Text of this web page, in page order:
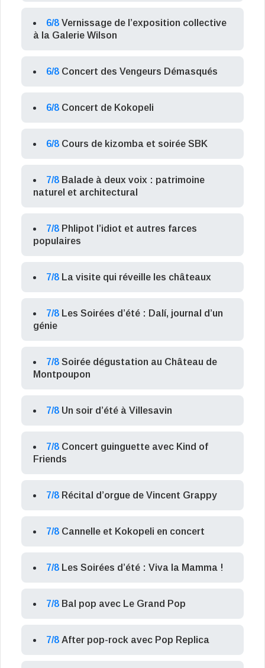
6/8 Vernissage de l’exposition collective
à la Galerie Wilson
6/8 Concert des Vengeurs Démasqués
6/8 Concert de Kokopeli
6/8 Cours de kizomba et soirée SBK
7/8 Balade à deux voix : patrimoine
naturel et architectural
7/8 Phlipot l’idiot et autres farces
populaires
7/8 La visite qui réveille les châteaux
7/8 Les Soirées d’été : Dalí, journal d’un
génie
7/8 Soirée dégustation au Château de
Montpoupon
7/8 Un soir d’été à Villesavin
7/8 Concert guinguette avec Kind of
Friends
7/8 Récital d’orgue de Vincent Grappy
7/8 Cannelle et Kokopeli en concert
7/8 Les Soirées d’été : Viva la Mamma !
7/8 Bal pop avec Le Grand Pop
7/8 After pop-rock avec Pop Replica